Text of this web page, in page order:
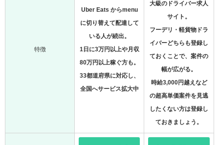
特徴
Uber Eats からmenu
に切り替えて配達して
いる人が続出。
1日に3万円以上や月収
80万円以上稼ぐ方も。
33都道府県に対応し、
全国へサービス拡大中
大級のドライバー求人
サイト。
フーデリ・軽貨物ドラ
イバーどちらも登録し
ておくことで、案件の
幅が広がる。
時給3,000円越えなど
の超高単価案件を見逃
したくない方は登録し
ておきましょう。